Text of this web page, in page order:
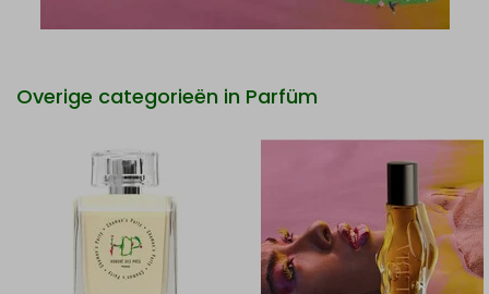
Overige categorieën in Parfüm